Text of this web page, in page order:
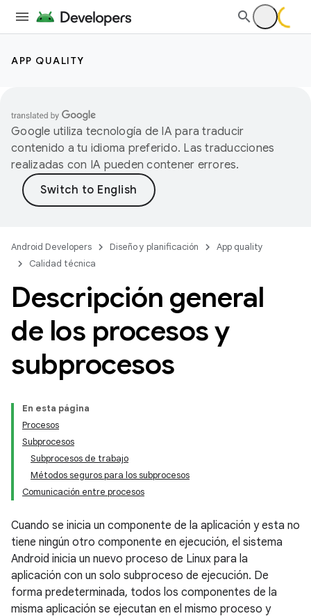
APP QUALITY
Google utiliza tecnología de IA para traducir
contenido a tu idioma preferido. Las traducciones
realizadas con IA pueden contener errores.
Android Developers Diseño y planificación
App quality
Calidad técnica
Descripción general
de los procesos y
subprocesos
En esta página
Procesos
Subprocesos
Subprocesos de trabajo
Métodos seguros para los subprocesos
Comunicación entre procesos
Cuando se inicia un componente de la aplicación y esta no
tiene ningún otro componente en ejecución, el sistema
Android inicia un nuevo proceso de Linux para la
aplicación con un solo subproceso de ejecución. De
forma predeterminada, todos los componentes de la
misma aplicación se ejecutan en el mismo proceso y